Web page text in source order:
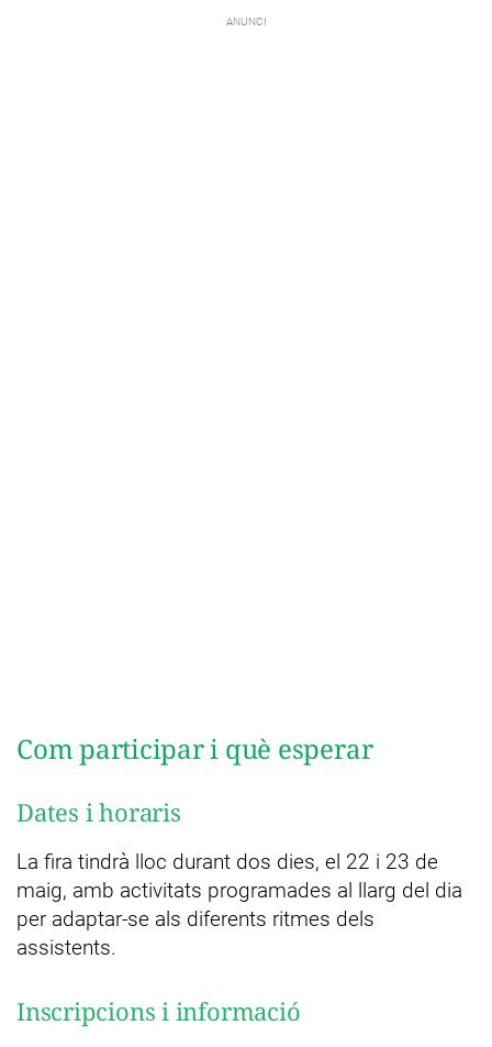
Com participar i què esperar
Dates i horaris
La fira tindrà lloc durant dos dies, el 22 i 23 de
maig, amb activitats programades al llarg del dia
per adaptar-se als diferents ritmes dels
assistents.
Inscripcions i informació